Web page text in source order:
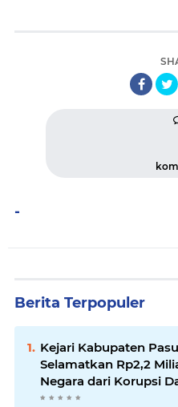
-
Berita Terpopuler
Kejari Kabupaten
Selamatkan Rp2,2
Negara dari Korupsi